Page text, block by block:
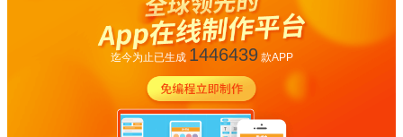
迄今为止已生成 1446439款APP